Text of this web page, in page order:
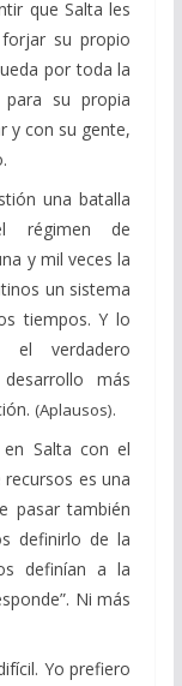
que Salta les
su propio
por toda la
para su propia
y con su gente,
una batalla
régimen de
y mil veces la
un sistema
tiempos. Y lo
el verdadero
más
(Aplausos).
Salta con el
es una
pasar también
definirlo de la
definían a la
Ni más
Yo prefiero